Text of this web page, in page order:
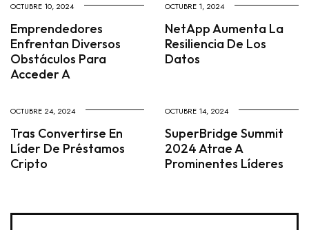
OCTUBRE 10, 2024
Emprendedores
Enfrentan Diversos
Obstáculos Para
Acceder A
OCTUBRE 1, 2024
NetApp Aumenta La
Resiliencia De Los
Datos
OCTUBRE 24, 2024
Tras Convertirse En
Líder De Préstamos
Cripto
OCTUBRE 14, 2024
SuperBridge Summit
2024 Atrae A
Prominentes Líderes